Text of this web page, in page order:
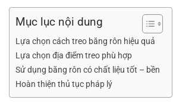
Mục lục nội dung
Lựa chọn cách treo băng rôn hiệu quả
Lựa chọn địa điểm treo phù hợp
Sử dụng băng rôn có chất liệu tốt – bền
Hoàn thiện thủ tục pháp lý